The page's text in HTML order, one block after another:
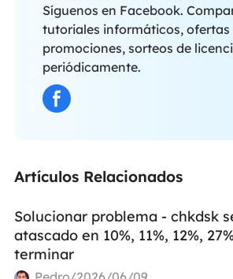
Síguenos en Facebook.
tutoriales informáticos, ofertas
promociones, sorteos de
periódicamente.
Artículos Relacionados
Solucionar problema - chkdsk
atascado en 10%, 11%, 12%,
terminar